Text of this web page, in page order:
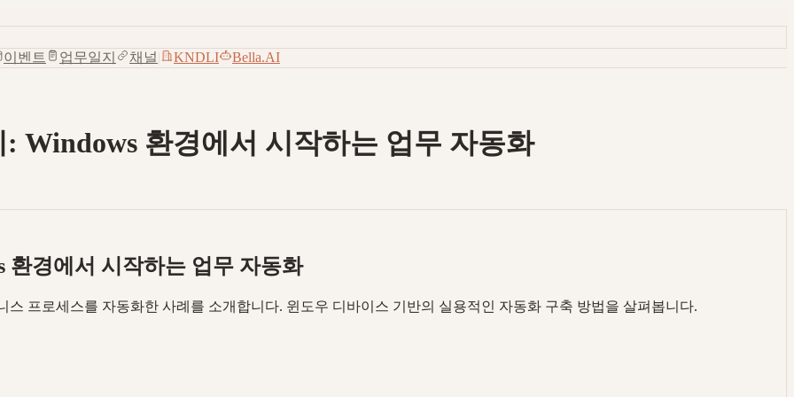
이벤트 업무일지 채널 KNDLI Bella.AI
Windows 환경에서 시작하는 업무 자동화
환경에서 시작하는 업무 자동화
스 프로세스를 자동화한 사례를 소개합니다. 윈도우 디바이스 기반의 실용적인 자동화 구축 방법을 살펴봅니다.